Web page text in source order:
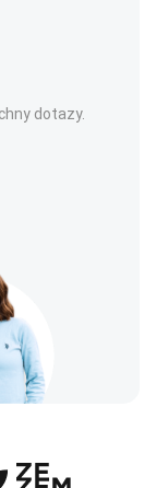
dotazy.